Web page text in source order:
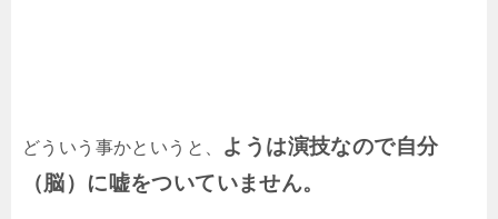
どういう事かというと、 ようは演技なので自分
（脳）に嘘をついていません。